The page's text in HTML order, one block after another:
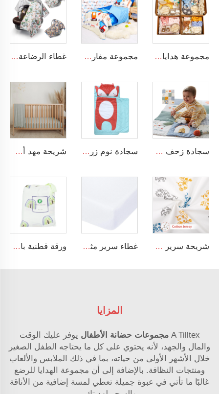
مجموعة هدايا أطفال تحتوي على بطانية موسولين، رattle، مطاط أسنان مطابق، شريط رأس، وجوارب حديثي الولادة مجموعة مفارش سرير أطفال للفتيان مكونة من 4 قطع تشمل الغطاء والملاءة صالحة لجميع الفصول غطاء الرضاعة ثلاثي الاستخدام قابل للتنفس مصنوع من المايكروفايبر الناعمة يعمل كمنديل وغطاء مقعد سيارة وسترة للرضاعة
سجادة زحف مربعة ناعمة قابلة للتخصيص مع ألعاب حسية للأطفال الرضع سجادة نوم زرقاء للاطفال الرضع مصنوعة من القطن 100% مع تصميم كرتوني مطبوع شريحة مهد أطفال من القطن العضوي معتمدة من GOTS، قابلة للتنفس بلون بيج، غطاء سرير للأطفال
شريحة سرير أطفال قياسية مصنوعة من قطن الجيرسيه المعتمد على معيار OEKO-TEX 100، ومناسبة لحجم المراتب القياسية غطاء سرير مثبت لنوم الطفل المصنوع من القطن الجيرسي المعتمد من GOTS والمتنفس بلون أبيض ورقة قطنية بامبو عضوية بنسبة 100٪ لمولود ذكر أو أنثى، تناسب جميع الأسرة القياسية للطفل. ورقة ناعمة ومبردة مخصصة لسرير الطفل.
المزايا
A Tilltex مجموعات حضانة الأطفال يوفر عليك الوقت
والمال والجهد، لأنه يحتوي على كل ما يحتاجه الطفل الصغير
خلال الأشهر الأولى من حياته، بما في ذلك الملابس والألعاب
ومنتجات النظافة. بالإضافة إلى أن مجموعة الهدايا للرضع
غالبًا ما تأتي في عبوة جميلة تعطي لمسة إضافية من الأناقة